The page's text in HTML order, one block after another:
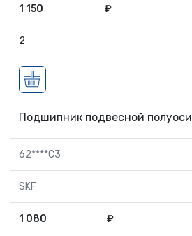
1 150 ₽
2
Подшипник подвесной полуоси
62****C3
SKF
1 080 ₽